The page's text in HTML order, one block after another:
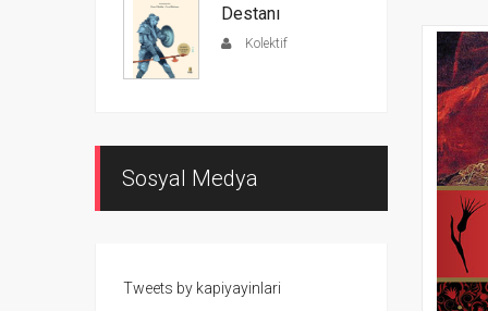
Destanı
Kolektif
Sosyal Medya
Tweets by kapiyayinlari